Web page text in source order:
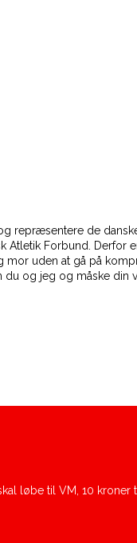
repræsentere de
Atletik Forbund.
uden at gå på
og jeg og måske din
løbe til VM, 10